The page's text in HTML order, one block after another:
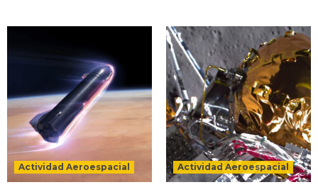
Actividad Aeroespacial Actividad Aeroespacial